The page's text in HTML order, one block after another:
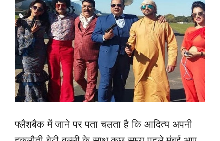
फ्लैशबैक में जाने पर पता चलता है कि आदित्य अपनी